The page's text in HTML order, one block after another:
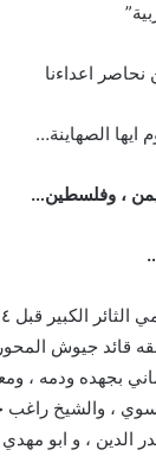
نحاصر اعداءنا
الصهاينة…
، وفلسطين…
قائد جيوش
بجهده ودمه ،
، والشيخ راغب
الدين ، و ابو